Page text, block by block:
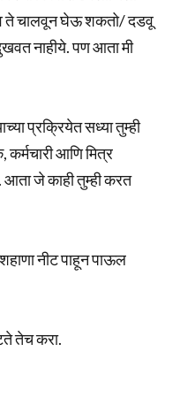
ते चालवून घेऊ शकतो/ दडवू
नाहीये. पण आता मी
प्रक्रियेत सध्या तुम्ही
कर्मचारी आणि मित्र
आता जे काही तुम्ही करत
नीट पाहून पाऊल
तेच करा.